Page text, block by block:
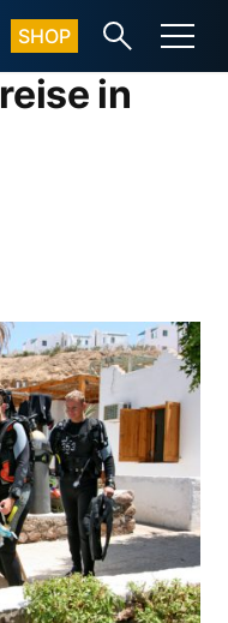
SHOP
in